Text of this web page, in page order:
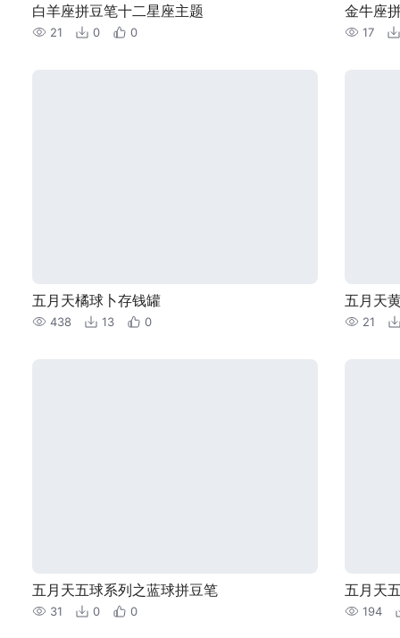
白羊座拼豆笔十二星座主题
21 0 0
金牛座
17
五月天橘球卜存钱罐
438 13 0
五月天
21
五月天五球系列之蓝球拼豆笔
31 0 0
五月天
194